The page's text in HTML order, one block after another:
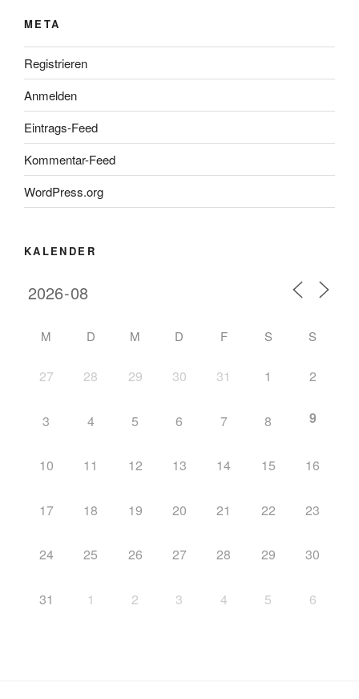
META
Registrieren
Anmelden
Eintrags-Feed
Kommentar-Feed
WordPress.org
KALENDER
M D M D F S S
27 28 29 30 31 1 2
3 4 5 6 7 8 9
10 11 12 13 14 15 16
17 18 19 20 21 22 23
24 25 26 27 28 29 30
31 1 2 3 4 5 6